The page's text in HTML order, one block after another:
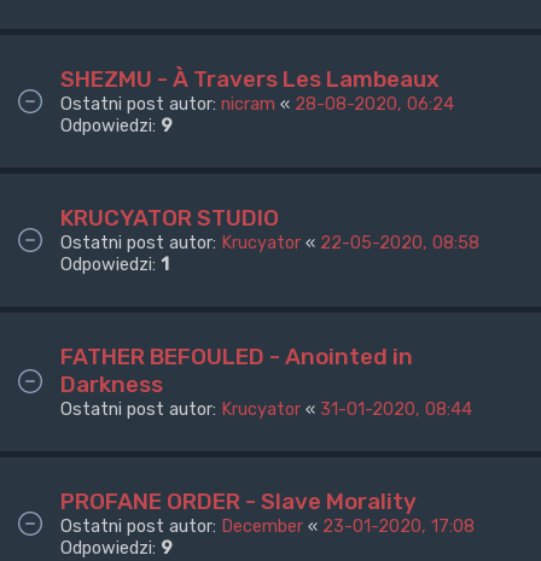
SHEZMU - À Travers Les Lambeaux
Ostatni post autor: nicram « 28-08-2020, 06:24
Odpowiedzi: 9
KRUCYATOR STUDIO
Ostatni post autor: Krucyator « 22-05-2020, 08:58
Odpowiedzi: 1
FATHER BEFOULED - Anointed in
Darkness
Ostatni post autor: Krucyator « 31-01-2020, 08:44
PROFANE ORDER - Slave Morality
Ostatni post autor: December « 23-01-2020, 17:08
Odpowiedzi: 9